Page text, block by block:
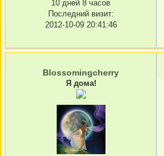
10 дней 8 часов
Последний визит:
2012-10-09 20:41:46
Blossomingcherry
Я дома!